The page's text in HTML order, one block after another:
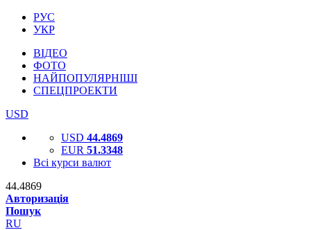
РУС
УКР
ВІДЕО
ФОТО
НАЙПОПУЛЯРНІШІ
СПЕЦПРОЕКТИ
USD
USD 44.4869
EUR 51.3348
Всі курси валют
44.4869
Авторизація
Пошук
RU